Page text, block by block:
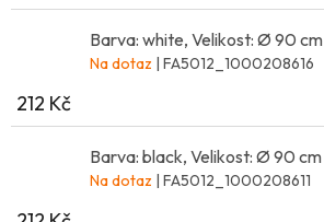
Barva: white, Velikost: Ø 90 cm
Na dotaz | FA5012_1000208616
212 Kč
Barva: black, Velikost: Ø 90 cm
Na dotaz | FA5012_1000208611